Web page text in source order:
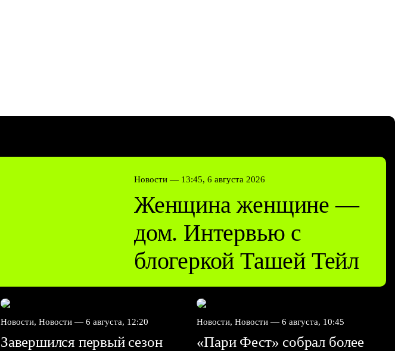
Новости — 13:45, 6 августа 2026
Женщина женщине —
дом. Интервью с
блогеркой Ташей Тейл
Новости, Новости — 6 августа, 12:20
Завершился первый сезон
Новости, Новости — 6 августа, 10:45
«Пари Фест» собрал более